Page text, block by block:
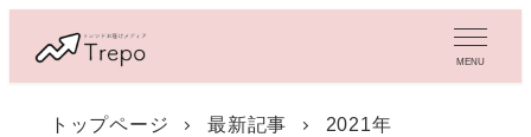
MENU
トップページ 最新記事 2021年